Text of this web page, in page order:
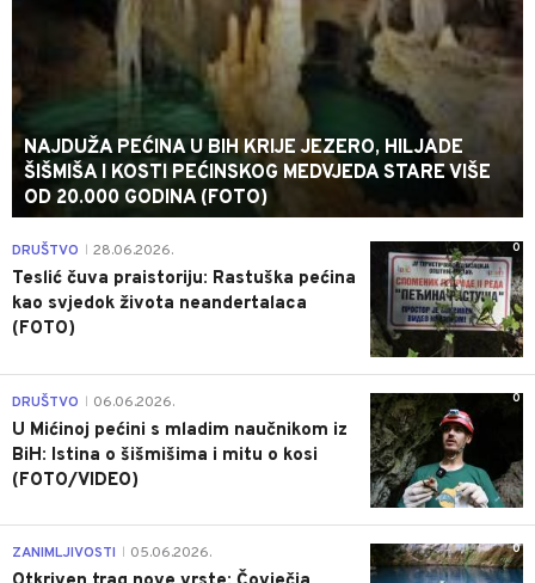
NAJDUŽA PEĆINA U BIH KRIJE JEZERO, HILJADE
ŠIŠMIŠA I KOSTI PEĆINSKOG MEDVJEDA STARE VIŠE
OD 20.000 GODINA (FOTO)
0
DRUŠTVO 28.06.2026.
Teslić čuva praistoriju: Rastuška pećina
kao svjedok života neandertalaca
(FOTO)
0
DRUŠTVO 06.06.2026.
U Mićinoj pećini s mladim naučnikom iz
BiH: Istina o šišmišima i mitu o kosi
(FOTO/VIDEO)
0
ZANIMLJIVOSTI 05.06.2026.